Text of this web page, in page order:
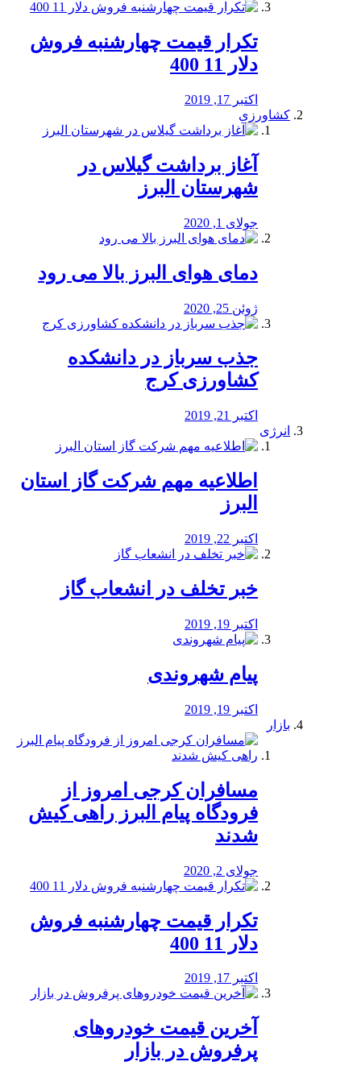
تکرار قیمت چهارشنبه فروش
دلار 11 400
اکتبر 17, 2019
کشاورزی
آغاز برداشت گیلاس در
شهرستان البرز
جولای 1, 2020
دمای هوای البرز بالا می رود
ژوئن 25, 2020
جذب سرباز در دانشکده
کشاورزی کرج
اکتبر 21, 2019
انرژی
️اطلاعیه مهم شرکت گاز استان
البرز
اکتبر 22, 2019
خبر تخلف در انشعاب گاز
اکتبر 19, 2019
پیام شهروندی
اکتبر 19, 2019
بازار
مسافران کرجی امروز از
فرودگاه پیام البرز راهی کیش
شدند
جولای 2, 2020
تکرار قیمت چهارشنبه فروش
دلار 11 400
اکتبر 17, 2019
آخرین قیمت خودرو‌های
پرفروش در بازار